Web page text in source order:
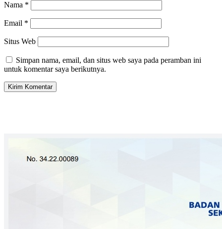
Nama *
Email *
Situs Web
Simpan nama, email, dan situs web saya pada peramban ini
untuk komentar saya berikutnya.